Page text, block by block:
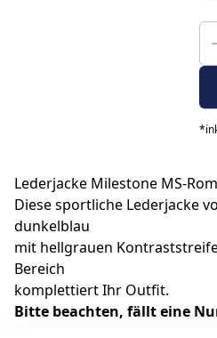
*
Lederjacke Milestone MS-
Diese sportliche Lederjacke
dunkelblau
mit hellgrauen
Bereich
komplettiert Ihr Outfit.
Bitte beachten, fällt eine